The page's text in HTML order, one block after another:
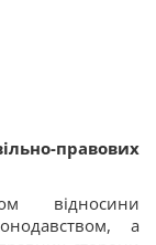
правових
відносини
а